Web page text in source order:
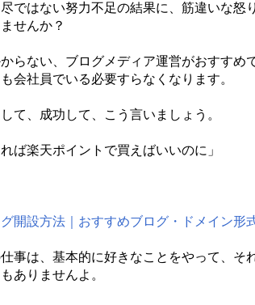
ではない努力不足の結果に、筋違いな怒
せんか？
らない、ブログメディア運営がおすすめ
会社員でいる必要すらなくなります。
て、成功して、こう言いましょう。
れば楽天ポイントで買えばいいのに」
開設方法｜おすすめブログ・ドメイン形
事は、基本的に好きなことをやって、そ
ありませんよ。